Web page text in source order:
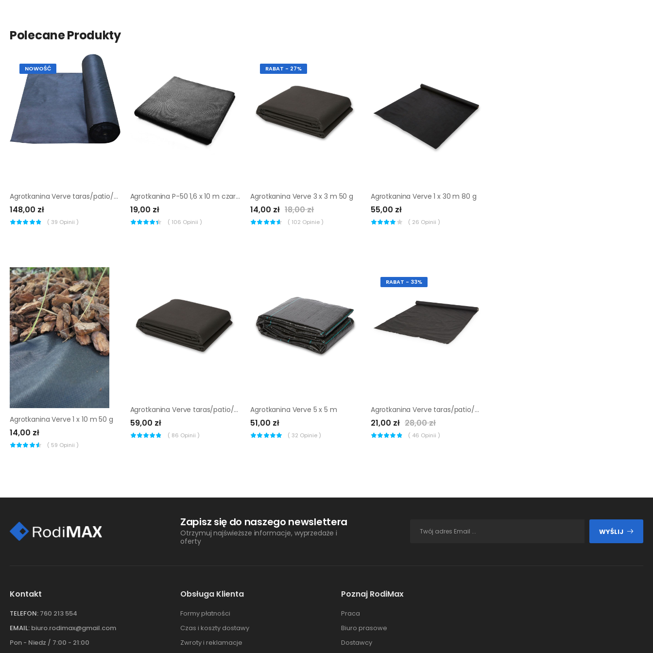
Polecane Produkty
NOWOŚĆ
Agrotkanina Verve taras/patio/ścieżki 2 x 50 m 80 g
148,00 zł
( 39 Opinii )
Agrotkanina P-50 1,6 x 10 m czarna
19,00 zł
( 106 Opinii )
RABAT - 27%
Agrotkanina Verve 3 x 3 m 50 g
14,00 zł 18,00 zł
( 102 Opinie )
Agrotkanina Verve 1 x 30 m 80 g
55,00 zł
( 26 Opinii )
Agrotkanina Verve 1 x 10 m 50 g
14,00 zł
( 59 Opinii )
Agrotkanina Verve taras/patio/ścieżki 5 x 5 m 80 g
59,00 zł
( 86 Opinii )
Agrotkanina Verve 5 x 5 m
51,00 zł
( 32 Opinie )
RABAT - 33%
Agrotkanina Verve taras/patio/ścieżki 1 x 10 m 80 g
21,00 zł 28,00 zł
( 46 Opinii )
Zapisz się do naszego newslettera
Otrzymuj najświeższe informacje, wyprzedaże i
oferty
WYŚLIJ
Kontakt
TELEFON: 760 213 554
EMAIL: biuro.rodimax@gmail.com
Pon - Niedz / 7:00 - 21:00
Obsługa Klienta
Formy płatności
Czas i koszty dostawy
Zwroty i reklamacje
Poznaj RodiMax
Praca
Biuro prasowe
Dostawcy